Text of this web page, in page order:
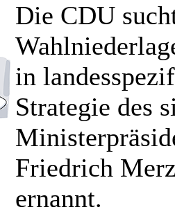
Die CDU
in
Strategie des
Friedrich
ernannt.